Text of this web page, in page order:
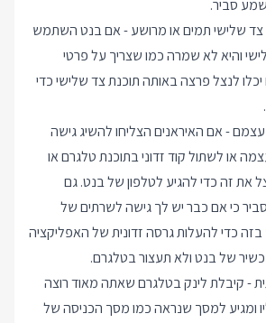
סביר.
צד שלישי תמים או מרושע - אם בנט השתמש
והיא לא שמרה כמו שצריך על פרטי
לנצל פרצה באותה תוכנת צד שלישי כדי
- אם האיראנים הצליחו להשיג גישה
או לשתול קוד זדוני בתוכנת טלגרם או
את זה כדי להגיע לטלפון של בנט. גם
כי אם כבר יש לך גישה לשרתים של
כדי להעלות גרסה זדונית של האפליקציה
של בנט ולא תעצור בטלגרם.
- קיבלת לינק בטלגרם שאתה מאוד רוצה
ומגיע למסך שנראה כמו מסך הכניסה של